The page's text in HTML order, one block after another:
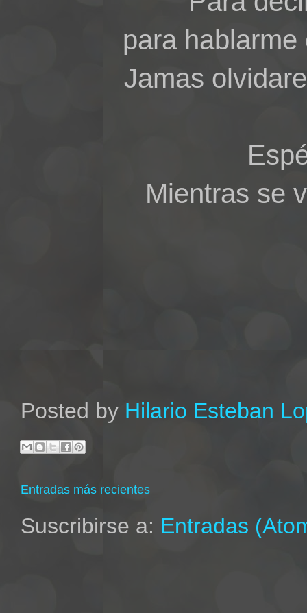
para
Jamas
Mientras se
Posted by Hilario Esteban
Entradas más recientes
Suscribirse a: Entradas